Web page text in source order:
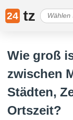
24 tz
Wie groß
zwischen
Städten,
Ortszeit?